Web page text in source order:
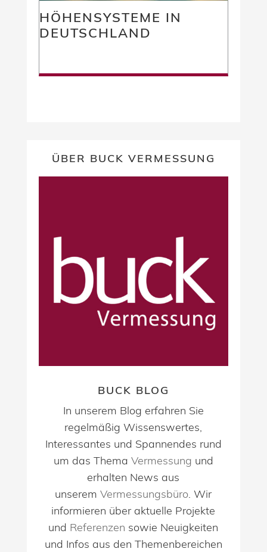
HÖHENSYSTEME IN
DEUTSCHLAND
ÜBER BUCK VERMESSUNG
BUCK BLOG
In unserem Blog erfahren Sie
regelmäßig Wissenswertes,
Interessantes und Spannendes rund
um das Thema Vermessung und
erhalten News aus
unseremVermessungsbüro. Wir
informieren über aktuelle Projekte
und Referenzen sowie Neuigkeiten
und Infos aus den Themenbereichen